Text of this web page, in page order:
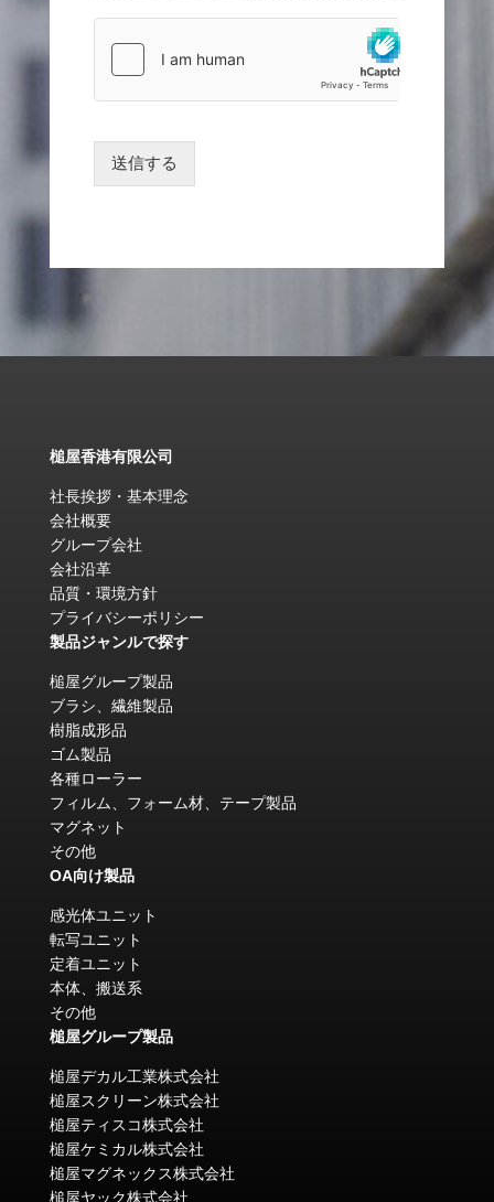
送信する
槌屋香港有限公司
社長挨拶・基本理念
会社概要
グループ会社
会社沿革
品質・環境方針
プライバシーポリシー
製品ジャンルで探す
槌屋グループ製品
ブラシ、繊維製品
樹脂成形品
ゴム製品
各種ローラー
フィルム、フォーム材、テープ製品
マグネット
その他
OA向け製品
感光体ユニット
転写ユニット
定着ユニット
本体、搬送系
その他
槌屋グループ製品
槌屋デカル工業株式会社
槌屋スクリーン株式会社
槌屋ティスコ株式会社
槌屋ケミカル株式会社
槌屋マグネックス株式会社
槌屋ヤック株式会社